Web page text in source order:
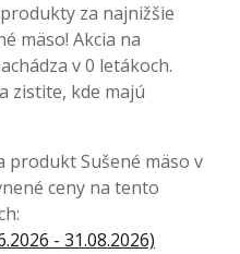
za najnižšie
mäso! Akcia na
v 0 letákoch.
zistite, kde majú
produkt Sušené mäso v
ceny na tento
- 31.08.2026)